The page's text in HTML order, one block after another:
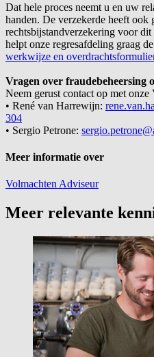
Dat hele proces neemt u en uw
handen. De verzekerde heeft ook
rechtsbijstandverzekering voor
helpt onze regresafdeling graag
werkwijze en
Vragen over fraudebeheersing
Neem gerust contact op met
• René van Harrewijn:
304
• Sergio Petrone:
Meer informatie over
VolmachtenAdviseur
Meer relevante